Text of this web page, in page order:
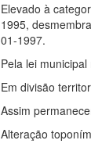
Elevado à
1995,
01-1997.
Pela lei
Em divisão
Assim
Alteração